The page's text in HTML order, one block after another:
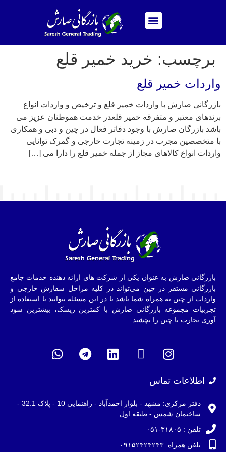
برچسب: خرید خمیر قلع
واردات خمیر قلع
بازرگانی صارش با واردات خمیر قلع و ترخیص و واردات انواع
برندهای معتبر و متفرقه خمیر قلعدر خدمت هموطنان عزیز می
باشد بازرگان صارش با وجود دفاتر فعال در چین و دبی و همکاری
با متخصصین مجرب در زمینه تجارت خارجی و گمرک توانایی
واردات انواع کالاهای مجاز از جمله خمیر قلع را دارا می […]
بازرگانی صارش به عنوان یکی از شرکت های ارائه دهنده خدمات جامع
بازرگانی مستقر در چین می‌تواند در کلیه مراحل سفارش خارجی و
واردات از چین به همراه شما باشد تا در این مسئله بتوانید با استفاده از
تجربیات مجموعه بازرگانی صارش با کمترین ریسک، بیشترین سود
آوری تجارت با چین را بچشید.
اطلاعات تماس
دفتر مرکزی: مشهد - بلوار احمدآباد - راهنمایی 10 - پلاک 32.1 -
ساختمان شمس - طبقه اول
تلفن : ۳۱۸۰۵-۰۵۱
تلفن همراه: ۰۹۱۵۲۴۲۴۲۴۳